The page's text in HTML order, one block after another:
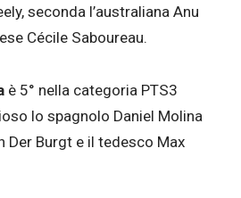
seconda l’australiana Anu
Cécile Saboureau.
è 5° nella categoria PTS3
lo spagnolo Daniel Molina
Der Burgt e il tedesco Max